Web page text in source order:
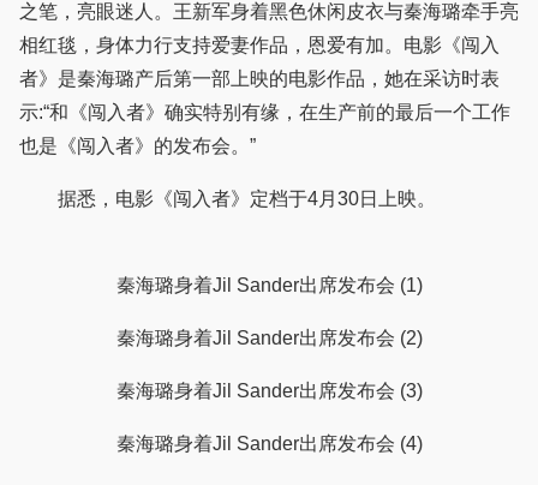
之笔，亮眼迷人。王新军身着黑色休闲皮衣与秦海璐牵手亮
相红毯，身体力行支持爱妻作品，恩爱有加。电影《闯入
者》是秦海璐产后第一部上映的电影作品，她在采访时表
示:“和《闯入者》确实特别有缘，在生产前的最后一个工作
也是《闯入者》的发布会。”
据悉，电影《闯入者》定档于4月30日上映。
秦海璐身着Jil Sander出席发布会 (1)
秦海璐身着Jil Sander出席发布会 (2)
秦海璐身着Jil Sander出席发布会 (3)
秦海璐身着Jil Sander出席发布会 (4)